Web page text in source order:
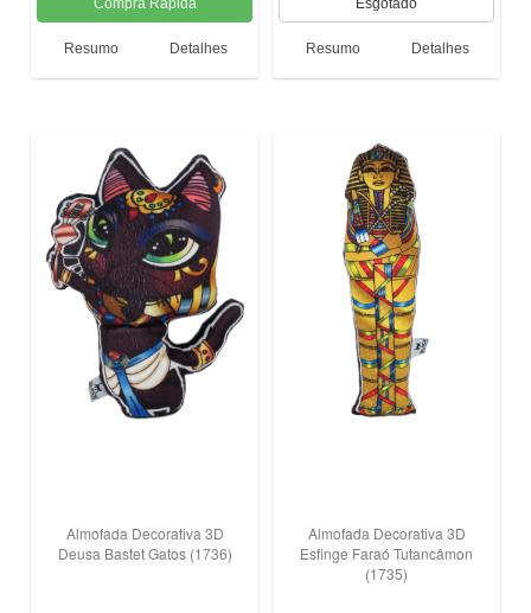
Resumo Detalhes Resumo Detalhes
Almofada Decorativa 3D
Deusa Bastet Gatos (1736)
Almofada Decorativa 3D
Esfinge Faraó Tutancâmon
(1735)